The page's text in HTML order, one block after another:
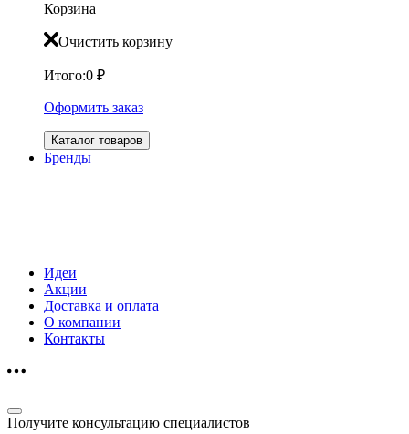
Корзина
Очистить корзину
Итого:0 ₽
Оформить заказ
Каталог товаров
Бренды
Идеи
Акции
Доставка и оплата
О компании
Контакты
Получите консультацию специалистов